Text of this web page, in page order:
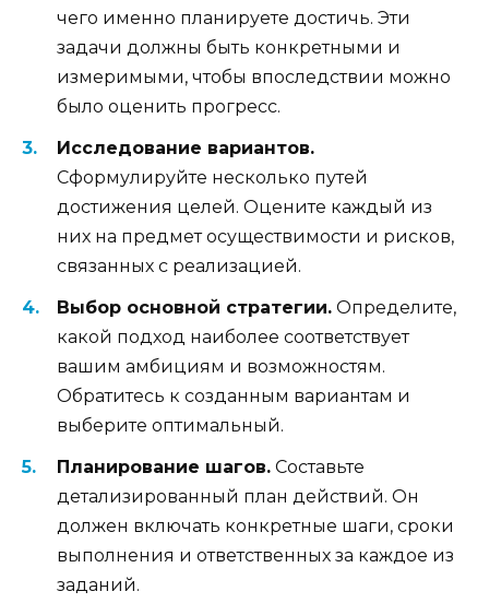
чего именно планируете достичь. Эти
задачи должны быть конкретными и
измеримыми, чтобы впоследствии можно
было оценить прогресс.
Исследование вариантов.
Сформулируйте несколько путей
достижения целей. Оцените каждый из
них на предмет осуществимости и рисков,
связанных с реализацией.
Выбор основной стратегии. Определите,
какой подход наиболее соответствует
вашим амбициям и возможностям.
Обратитесь к созданным вариантам и
выберите оптимальный.
Планирование шагов. Составьте
детализированный план действий. Он
должен включать конкретные шаги, сроки
выполнения и ответственных за каждое из
заданий.